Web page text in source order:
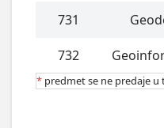
731
732
* predmet se ne predaje u